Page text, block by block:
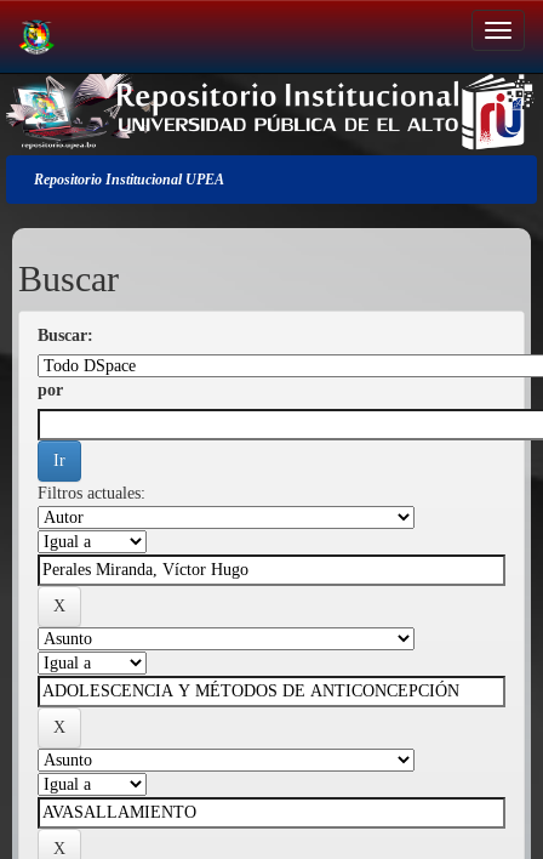
Salir
de
la
navegación
Repositorio Institucional UPEA
Buscar
Buscar:
por
Filtros actuales: